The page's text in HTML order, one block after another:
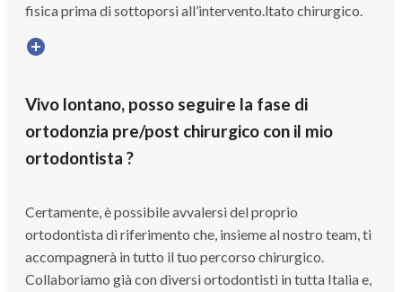
fisica prima di sottoporsi all’intervento.ltato chirurgico.
Vivo lontano, posso seguire la fase di
ortodonzia pre/post chirurgico con il mio
ortodontista ?
Certamente, è possibile avvalersi del proprio
ortodontista di riferimento che, insieme al nostro team, ti
accompagnerà in tutto il tuo percorso chirurgico.
Collaboriamo già con diversi ortodontisti in tutta Italia e,